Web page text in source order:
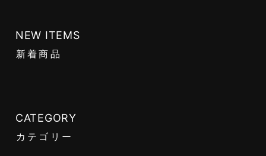
NEW ITEMS
新着商品
CATEGORY
カテゴリー